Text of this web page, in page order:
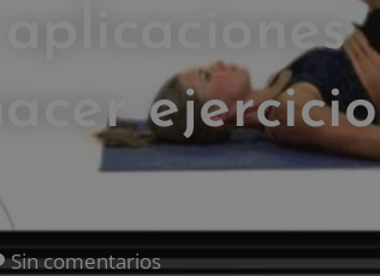
ejercicio
Sin comentarios